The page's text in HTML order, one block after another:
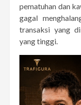
pematuhan dan
gagal
transaksi yang
yang tinggi.